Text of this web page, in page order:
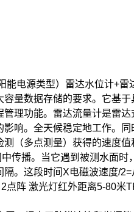
电源类型） 雷达水位计+雷
量数据存储的要求。它基于
理功能。 雷达流量计是雷达
响。全天候稳定地工作。同
（多点测量）获得的速度值
传播。当它遇到被测水面时
。这段时间X电磁波速度/2=
点阵 激光灯红外距离5-80米